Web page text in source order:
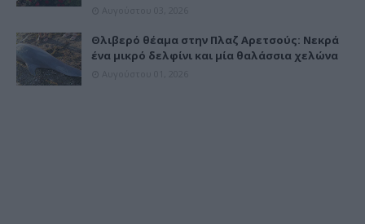
Θλιβερό θέαμα στην Πλαζ Αρετσούς: Νεκρά
ένα μικρό δελφίνι και μία θαλάσσια χελώνα